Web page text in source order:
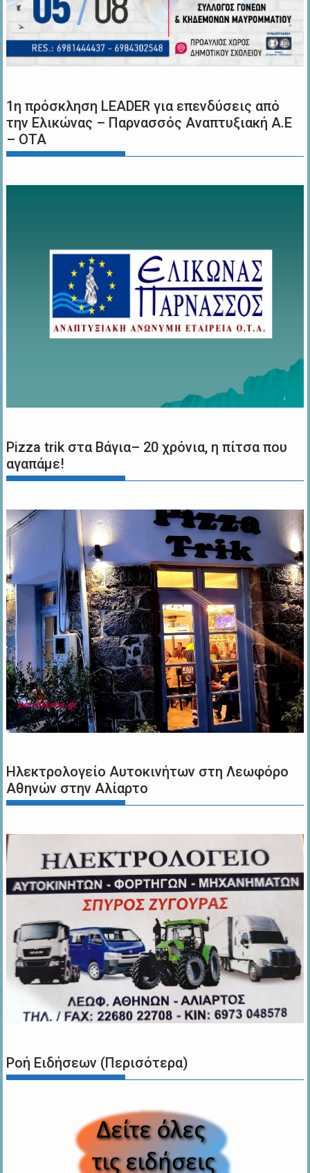
1η πρόσκληση LEADER για επενδύσεις από
την Ελικώνας – Παρνασσός Αναπτυξιακή Α.Ε
– ΟΤΑ
Pizza trik στα Βάγια– 20 χρόνια, η πίτσα που
αγαπάμε!
Ηλεκτρολογείο Αυτοκινήτων στη Λεωφόρο
Αθηνών στην Αλίαρτο
Ροή Ειδήσεων (Περισότερα)